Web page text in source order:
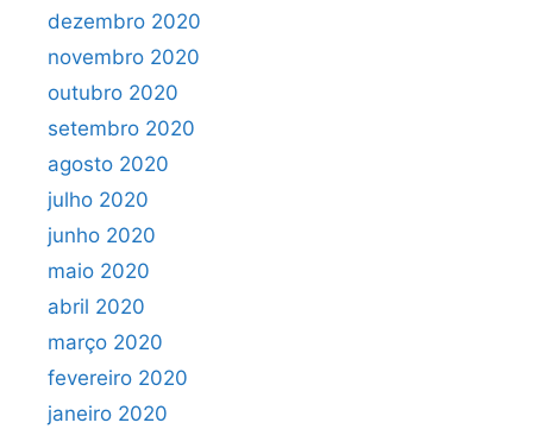
dezembro 2020
novembro 2020
outubro 2020
setembro 2020
agosto 2020
julho 2020
junho 2020
maio 2020
abril 2020
março 2020
fevereiro 2020
janeiro 2020